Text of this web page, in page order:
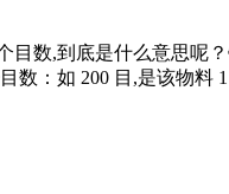
数,到底是什么意思呢
数：如 200 目,是该物料 1